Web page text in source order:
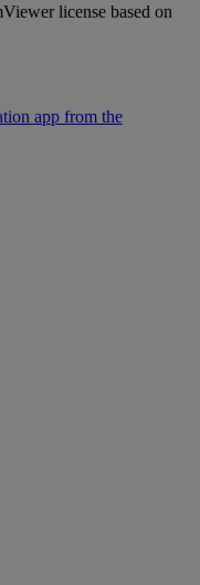
license based on
app from the